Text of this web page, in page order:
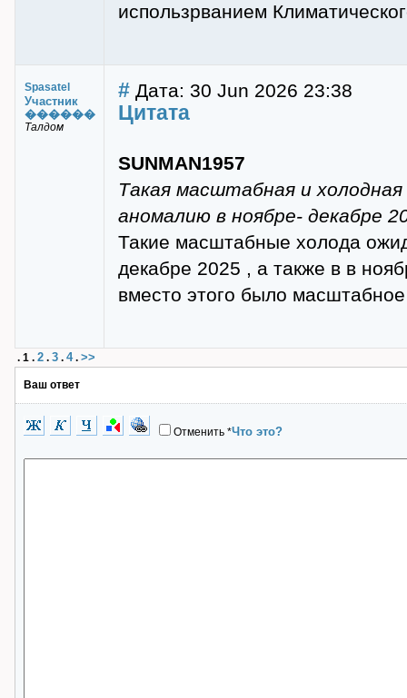
использрванием
Spasatel
Участник
������
Талдом
# Дата: 30 Jun 2026 23:38
Цитата
SUNMAN1957
Такая масштабная и
аномалию в ноябре- декабре
Такие масштабные холода
декабре 2025 , а также в в
вместо этого было
. 1 . 2 . 3 . 4. >>
Ваш ответ
Отменить *Что это?